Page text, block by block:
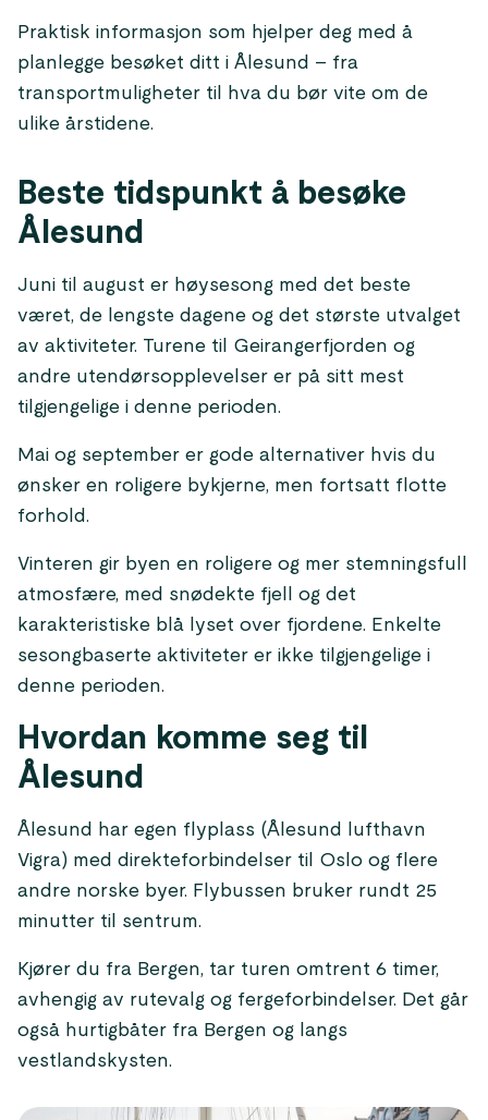
Praktisk informasjon som hjelper deg med å
planlegge besøket ditt i Ålesund – fra
transportmuligheter til hva du bør vite om de
ulike årstidene.
Beste tidspunkt å besøke
Ålesund
Juni til august er høysesong med det beste
været, de lengste dagene og det største utvalget
av aktiviteter. Turene til Geirangerfjorden og
andre utendørsopplevelser er på sitt mest
tilgjengelige i denne perioden.
Mai og september er gode alternativer hvis du
ønsker en roligere bykjerne, men fortsatt flotte
forhold.
Vinteren gir byen en roligere og mer stemningsfull
atmosfære, med snødekte fjell og det
karakteristiske blå lyset over fjordene. Enkelte
sesongbaserte aktiviteter er ikke tilgjengelige i
denne perioden.
Hvordan komme seg til
Ålesund
Ålesund har egen flyplass (Ålesund lufthavn
Vigra) med direkteforbindelser til Oslo og flere
andre norske byer. Flybussen bruker rundt 25
minutter til sentrum.
Kjører du fra Bergen, tar turen omtrent 6 timer,
avhengig av rutevalg og fergeforbindelser. Det går
også hurtigbåter fra Bergen og langs
vestlandskysten.